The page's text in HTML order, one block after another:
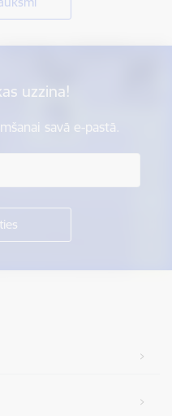
uzzina!
savā e-pastā.